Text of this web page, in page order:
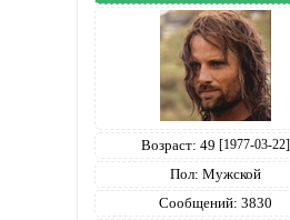
Возраст: 49 [1977-03-22]
Пол: Мужской
Сообщений: 3830